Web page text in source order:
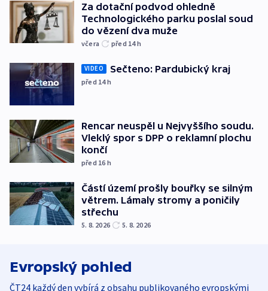
Za dotační podvod ohledně
Technologického parku poslal soud
do vězení dva muže
včera před 14h
VIDEO Sečteno: Pardubický kraj
před 14h
Rencar neuspěl u Nejvyššího soudu.
Vleklý spor s DPP o reklamní plochu
končí
před 16 h
Částí území prošly bouřky se silným
větrem. Lámaly stromy a poničily
střechu
5. 8. 2026 5. 8. 2026
Evropský pohled
ČT24 každý den vybírá z obsahu publikovaného evropskými